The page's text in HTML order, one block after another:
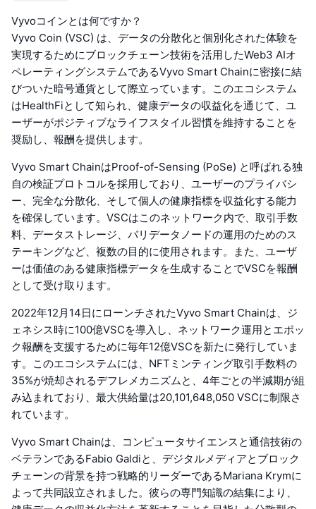
Vyvoコインとは何ですか？
Vyvo Coin (VSC) は、データの分散化と個別化された体験を
実現するためにブロックチェーン技術を活用したWeb3 AIオ
ペレーティングシステムであるVyvo Smart Chainに密接に結
びついた暗号通貨として際立っています。このエコシステム
はHealthFiとして知られ、健康データの収益化を通じて、ユ
ーザーがポジティブなライフスタイル習慣を維持することを
奨励し、報酬を提供します。
Vyvo Smart ChainはProof-of-Sensing (PoSe) と呼ばれる独
自の検証プロトコルを採用しており、ユーザーのプライバシ
ー、完全な分散化、そして個人の健康指標を収益化する能力
を確保しています。VSCはこのネットワーク内で、取引手数
料、データストレージ、バリデータノードの運用のためのス
テーキングなど、複数の目的に使用されます。また、ユーザ
ーは価値のある健康指標データを生成することでVSCを報酬
として受け取ります。
2022年12月14日にローンチされたVyvo Smart Chainは、ジ
ェネシス時に100億VSCを導入し、ネットワーク運用とエポッ
ク報酬を支援するために毎年12億VSCを新たに発行していま
す。このエコシステムには、NFTミンティング取引手数料の
35%が焼却されるデフレメカニズムと、4年ごとの半減期が組
み込まれており、最大供給量は20,101,648,050 VSCに制限さ
れています。
Vyvo Smart Chainは、コンピュータサイエンスと通信技術の
ベテランであるFabio Galdiと、デジタルメディアとブロック
チェーンの背景を持つ戦略的リーダーであるMariana Krymに
よって共同設立されました。彼らの専門知識の結集により、